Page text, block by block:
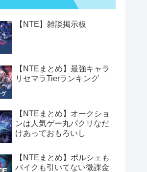
【NTE】雑談掲示板
【NTEまとめ】最強キャラ
リセマラTierランキング
【NTEまとめ】オークショ
ンは人気ゲー丸パクリなだ
けあっておもろいし
【NTEまとめ】ポルシェも
バイクも引いてない微課金